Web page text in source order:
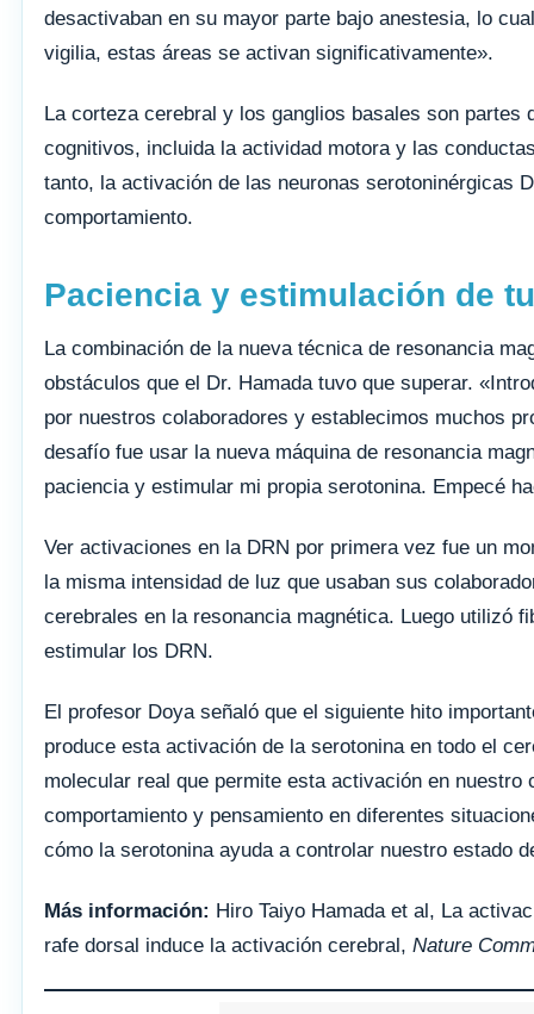
desactivaban en su mayor parte bajo anestesia, lo
vigilia, estas áreas se activan significativamente».
La corteza cerebral y los ganglios basales son
cognitivos, incluida la actividad motora y las
tanto, la activación de las neuronas serotoninérgicas
comportamiento.
Paciencia y estimulación de
La combinación de la nueva técnica de resonancia
obstáculos que el Dr. Hamada tuvo que superar.
por nuestros colaboradores y establecimos muchos
desafío fue usar la nueva máquina de resonancia
paciencia y estimular mi propia serotonina. Empecé
Ver activaciones en la DRN por primera vez fue un
la misma intensidad de luz que usaban sus
cerebrales en la resonancia magnética. Luego utilizó
estimular los DRN.
El profesor Doya señaló que el siguiente hito
produce esta activación de la serotonina en todo el
molecular real que permite esta activación en
comportamiento y pensamiento en diferentes
cómo la serotonina ayuda a controlar nuestro estado
Más información: Hiro Taiyo Hamada et al, La
rafe dorsal induce la activación cerebral, Nature